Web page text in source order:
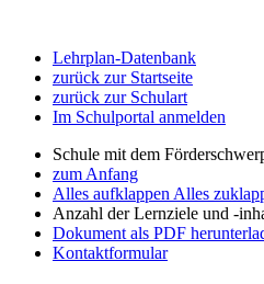
Lehrplan-Datenbank
zurück zur Startseite
zurück zur Schulart
Im Schulportal anmelden
Schule mit dem
zum Anfang
Alles aufklappen Alles
Anzahl der Lernziele und -
Dokument als PDF
Kontaktformular